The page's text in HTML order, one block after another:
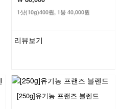
1샷(10g)400원, 1봉 40,000원
리뷰보기
[250g]유기농 프랜즈 블렌드